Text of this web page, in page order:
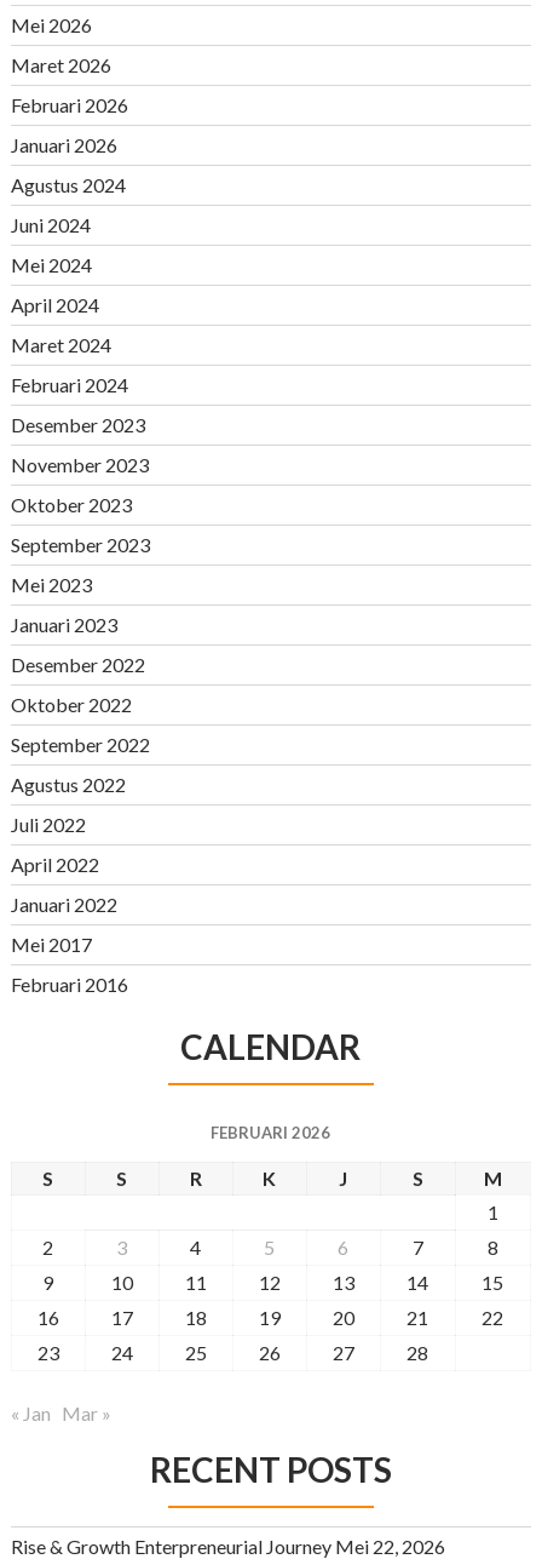
Mei 2026
Maret 2026
Februari 2026
Januari 2026
Agustus 2024
Juni 2024
Mei 2024
April 2024
Maret 2024
Februari 2024
Desember 2023
November 2023
Oktober 2023
September 2023
Mei 2023
Januari 2023
Desember 2022
Oktober 2022
September 2022
Agustus 2022
Juli 2022
April 2022
Januari 2022
Mei 2017
Februari 2016
CALENDAR
FEBRUARI 2026
S S R K J S
M
1
2
3 4 5 6 7
8
9
10 11 12 13 14
15
16
17 18 19 20 21
22
23
24 25 26 27 28
« Jan Mar »
RECENT POSTS
Rise & Growth Enterpreneurial Journey Mei 22, 2026